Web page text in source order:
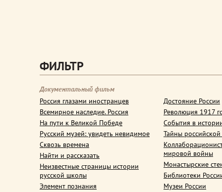
ФИЛЬТР
Документальный фильм
Россия глазами иностранцев
Всемирное наследие. Россия
На пути к Великой Победе
Русский музей: увидеть невидимое
Сквозь времена
Найти и рассказать
Неизвестные страницы истории
русской школы
Элемент познания
Достояние России
Революция 1917
События в
Тайны
мировой войны
Монастырские
Библиотеки
Музеи России